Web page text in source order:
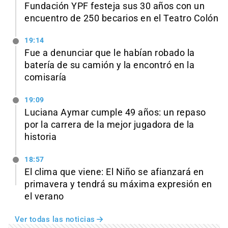
Fundación YPF festeja sus 30 años con un
encuentro de 250 becarios en el Teatro Colón
19:14
Fue a denunciar que le habían robado la
batería de su camión y la encontró en la
comisaría
19:09
Luciana Aymar cumple 49 años: un repaso
por la carrera de la mejor jugadora de la
historia
18:57
El clima que viene: El Niño se afianzará en
primavera y tendrá su máxima expresión en
el verano
Ver todas las noticias